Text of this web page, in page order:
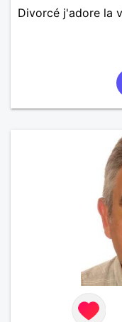
Divorcé j'adore la